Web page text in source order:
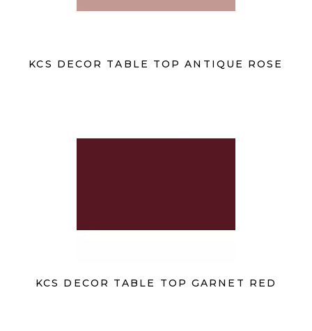
KCS DECOR TABLE TOP ANTIQUE ROSE
KCS DECOR TABLE TOP GARNET RED